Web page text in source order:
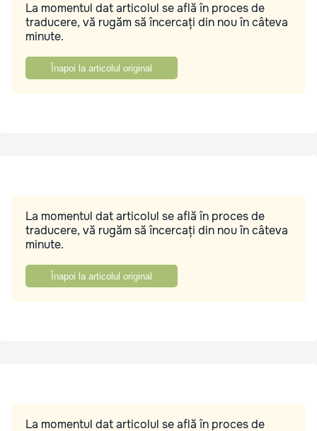
La momentul dat articolul se află în proces de
traducere, vă rugăm să încercați din nou în câteva
minute.
Înapoi la articolul original
La momentul dat articolul se află în proces de
traducere, vă rugăm să încercați din nou în câteva
minute.
Înapoi la articolul original
La momentul dat articolul se află în proces de